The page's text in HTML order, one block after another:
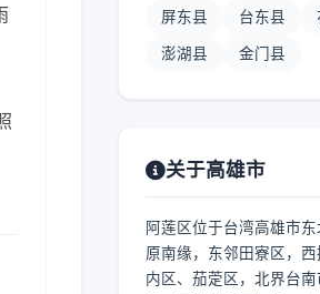
屏东县 台东县
澎湖县 金门县
关于高雄市
阿莲区位于台湾高雄市
原南缘，东邻田寮区，
内区、茄萣区，北界台